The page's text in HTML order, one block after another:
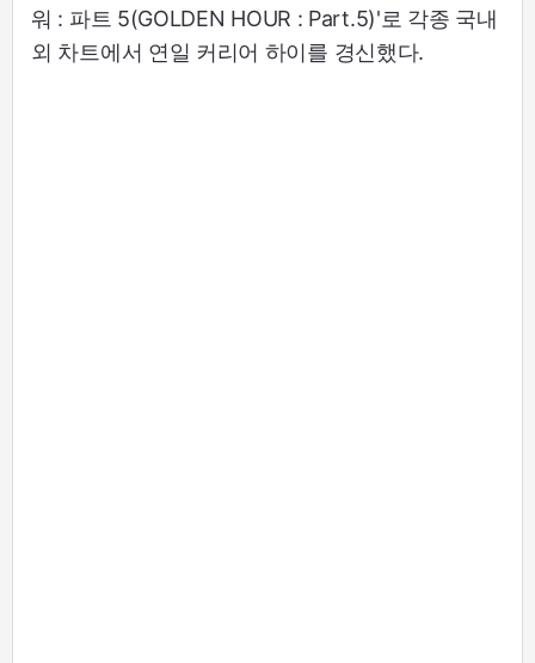
워 : 파트 5(GOLDEN HOUR : Part.5)'로 각종 국내
외 차트에서 연일 커리어 하이를 경신했다.